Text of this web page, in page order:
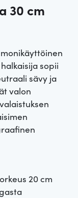
30 cm
sopii
sävy ja
valon
20 cm